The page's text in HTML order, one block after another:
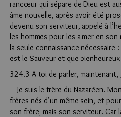
rancœur qui sépare de Dieu est
âme nouvelle, après avoir été
devenu son serviteur, appelé à
les hommes pour les aimer en
la seule connaissance nécessaire
est le Sauveur et que
324.3 A toi de parler, maintenant,
– Je suis le frère du Nazaréen.
frères nés d’un même sein, et
son frère, mais son serviteur. Car